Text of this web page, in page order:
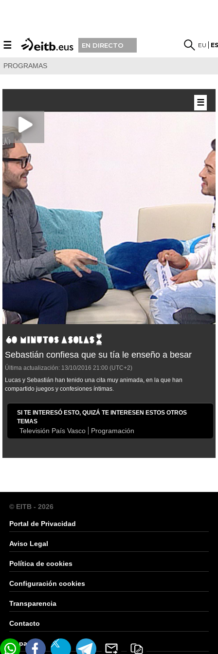
☰ EN DIRECTO EU
PROGRAMAS
Sebastián confiesa que su tía le enseño a besar
Última actualización: 13/10/2016 21:00 (UTC+2)
Lucas y Sebastián han tenido una cita muy animada, en la que han
compartido juegos y confesiones íntimas.
SI TE INTERESÓ ESTO, QUIZÁ TE INTERESEN ESTOS OTROS
TEMAS
Televisión País Vasco Programación
☰
© EITB - 2026
Portal de Privacidad
Aviso Legal
Política de cookies
Configuración cookies
Transparencia
Contacto
Mapa Web